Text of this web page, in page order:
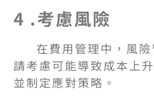
4 .考慮風險
在費用管理中，風
請考慮可能導致成本上
並制定應對策略。